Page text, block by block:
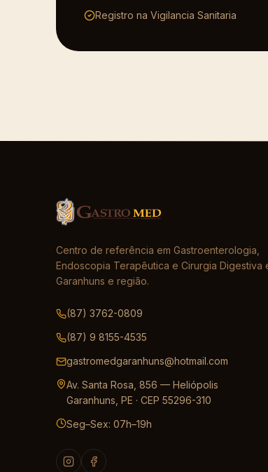
Registro na Vigilancia Sanitaria
Centro de referência em Gastroenterologia,
Endoscopia Terapêutica e Cirurgia Digestiva
Garanhuns e região.
(87) 3762-0809
(87) 9 8155-4535
gastromedgaranhuns@hotmail.com
Av. Santa Rosa, 856 — Heliópolis
Garanhuns, PE · CEP 55296-310
Seg–Sex: 07h–19h